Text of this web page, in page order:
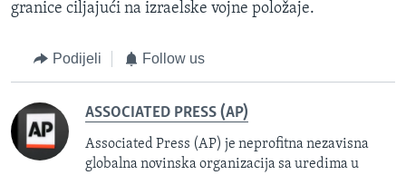
granice ciljajući na izraelske vojne položaje.
Podijeli Follow us
ASSOCIATED PRESS (AP)
Associated Press (AP) je neprofitna nezavisna
globalna novinska organizacija sa uredima u